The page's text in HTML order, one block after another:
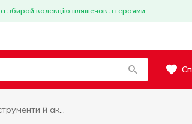
збирай колекцію пляшечок з героями
Садові інструменти й аксесуари Для саду та городу